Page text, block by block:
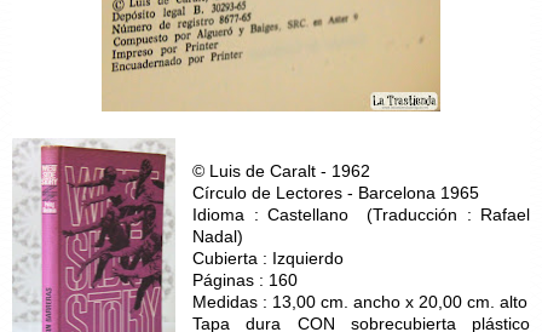
© Luis de Caralt - 1962
Círculo de Lectores - Barcelona 1965
Idioma : Castellano (Traducción : Rafael
Nadal)
Cubierta : Izquierdo
Páginas : 160
Medidas : 13,00 cm. ancho x 20,00 cm. alto
Tapa dura CON sobrecubierta plástico